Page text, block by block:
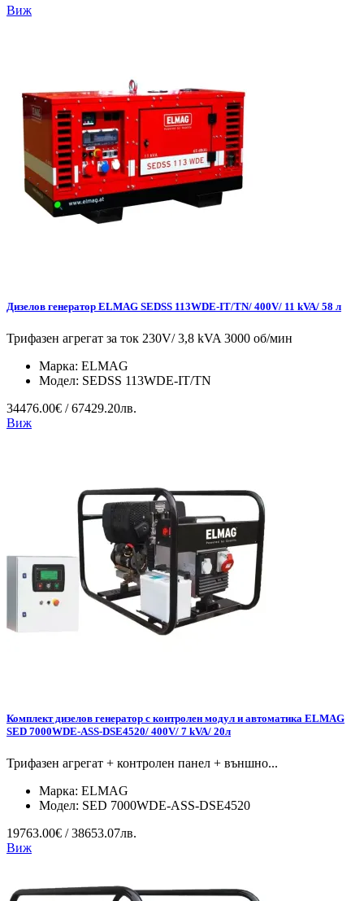
Виж
Дизелов генератор ELMAG SEDSS 113WDE-IT/TN/ 400V/ 11 kVA/ 58 л
Трифазен агрегат за ток 230V/ 3,8 kVA 3000 об/мин
Марка: ELMAG
Модел: SEDSS 113WDE-IT/TN
34476.00€ / 67429.20лв.
Виж
Комплект дизелов генератор с контролен модул и автоматика ELMAG
SED 7000WDE-ASS-DSE4520/ 400V/ 7 kVA/ 20л
Трифазен агрегат + контролен панел + външно...
Марка: ELMAG
Модел: SED 7000WDE-ASS-DSE4520
19763.00€ / 38653.07лв.
Виж